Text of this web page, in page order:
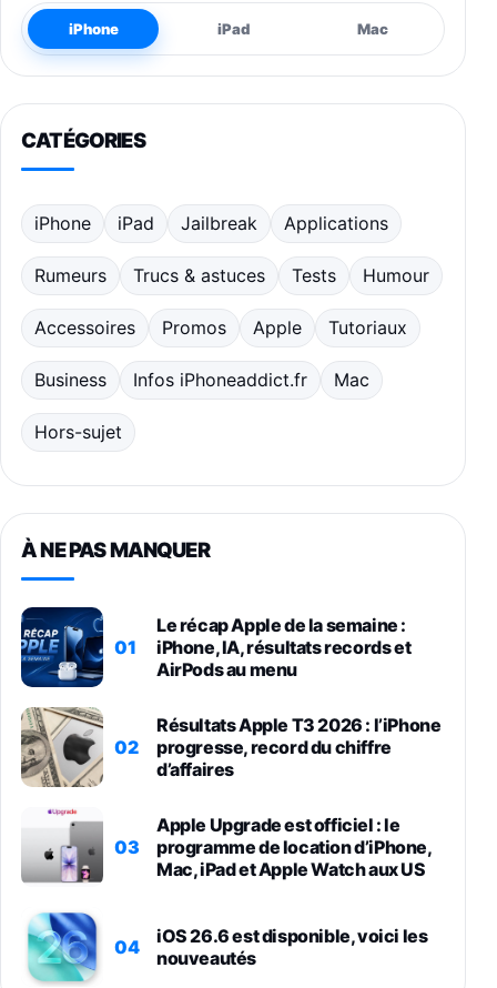
iPhone iPad Mac
CATÉGORIES
iPhone iPad Jailbreak Applications
Rumeurs Trucs & astuces Tests Humour
Accessoires Promos Apple Tutoriaux
Business Infos iPhoneaddict.fr Mac
Hors-sujet
À NE PAS MANQUER
01
Le récap Apple de la semaine :
iPhone, IA, résultats records et
AirPods au menu
02
Résultats Apple T3 2026 : l’iPhone
progresse, record du chiffre
d’affaires
03
Apple Upgrade est officiel : le
programme de location d’iPhone,
Mac, iPad et Apple Watch aux US
04
iOS 26.6 est disponible, voici les
nouveautés